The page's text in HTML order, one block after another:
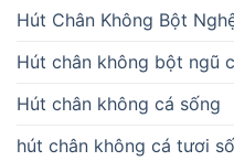
Hút Chân Không Bột
Hút chân không bột ngũ
Hút chân không cá sống
hút chân không cá tươi